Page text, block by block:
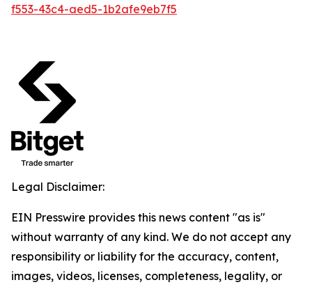
f553-43c4-aed5-1b2afe9eb7f5
Legal Disclaimer:
EIN Presswire provides this news content "as is"
without warranty of any kind. We do not accept any
responsibility or liability for the accuracy, content,
images, videos, licenses, completeness, legality, or